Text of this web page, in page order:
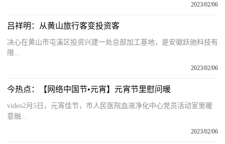
2023/02/06
吕祥明：从黄山旅行客变投资客
决心在黄山市屯溪区投资兴建一处总部加工基地，是安徽跃驰科技有
限...
2023/02/06
今热点：【网络中国节•元宵】元宵节里慰问暖
video2月5日，元宵佳节，市人民医院血液净化中心党员活动室里暖
意融...
2023/02/06